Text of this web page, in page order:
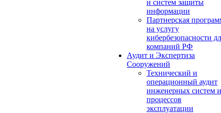
и систем защиты
информации
Партнерская
на услугу
кибербезопасности
компаний РФ
Аудит и Экспертиза
Сооружений
Технический и
операционный аудит
инженерных систем и
процессов
эксплуатации